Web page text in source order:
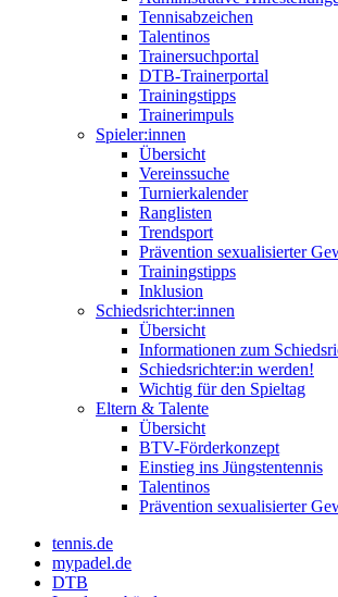
Tennisabzeichen
Talentinos
Trainersuchportal
DTB-Trainerportal
Trainingstipps
Trainerimpuls
Spieler:innen
Übersicht
Vereinssuche
Turnierkalender
Ranglisten
Trendsport
Prävention sexualisierter
Trainingstipps
Inklusion
Schiedsrichter:innen
Übersicht
Informationen zum
Schiedsrichter:in werden!
Wichtig für den Spieltag
Eltern & Talente
Übersicht
BTV-Förderkonzept
Einstieg ins Jüngstentennis
Talentinos
Prävention sexualisierter
tennis.de
mypadel.de
DTB